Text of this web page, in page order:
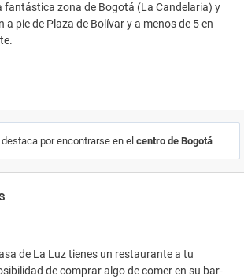
fantástica zona de Bogotá (La Candelaria) y
a pie de Plaza de Bolívar y a menos de 5 en
por encontrarse en el centro de Bogotá
de La Luz tienes un restaurante a tu
de comprar algo de comer en su bar-